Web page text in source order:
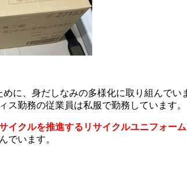
に、身だしなみの多様化に取り組んで
勤務の従業員は私服で勤務しています。
イクルを推進するリサイクルユニフォー
でいます。